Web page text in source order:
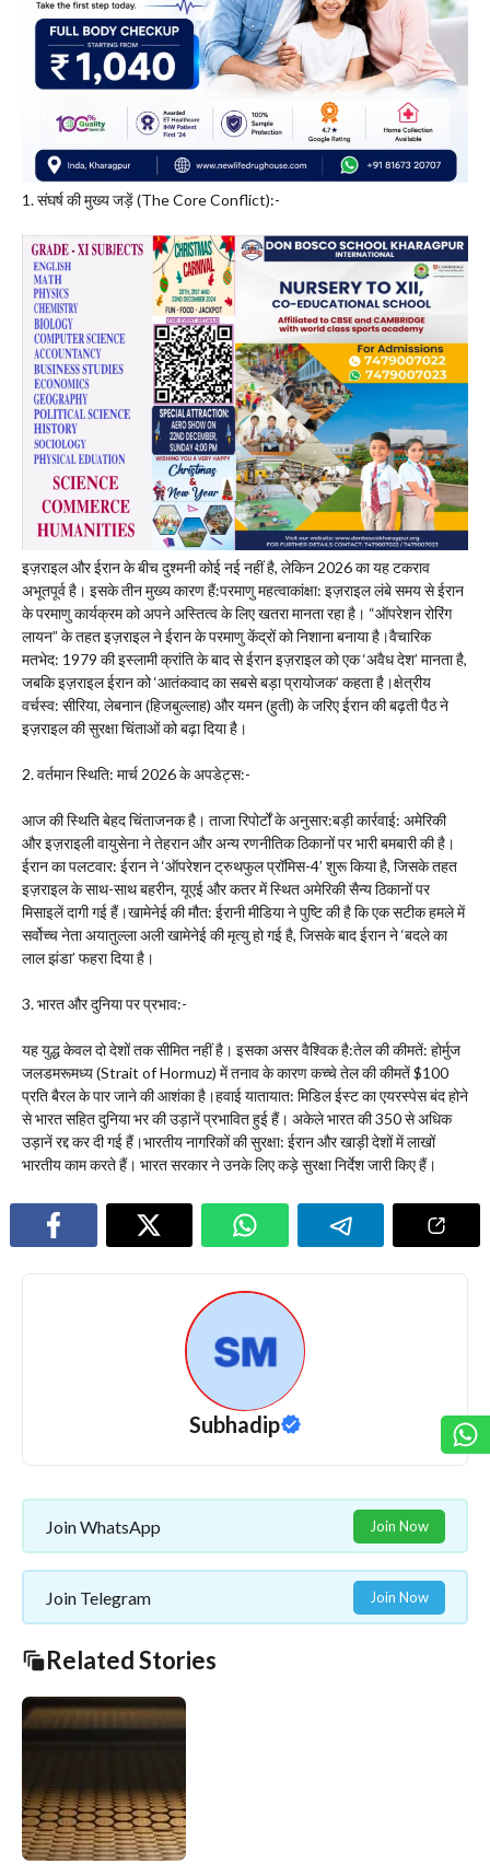
1. संघर्ष की मुख्य जड़ें (The Core Conflict):-
इज़राइल और ईरान के बीच दुश्मनी कोई नई नहीं है, लेकिन 2026 का यह टकराव
अभूतपूर्व है। इसके तीन मुख्य कारण हैं:परमाणु महत्वाकांक्षा: इज़राइल लंबे समय से ईरान
के परमाणु कार्यक्रम को अपने अस्तित्व के लिए खतरा मानता रहा है। “ऑपरेशन रोरिंग
लायन” के तहत इज़राइल ने ईरान के परमाणु केंद्रों को निशाना बनाया है।वैचारिक
मतभेद: 1979 की इस्लामी क्रांति के बाद से ईरान इज़राइल को एक ‘अवैध देश’ मानता है,
जबकि इज़राइल ईरान को ‘आतंकवाद का सबसे बड़ा प्रायोजक’ कहता है।क्षेत्रीय
वर्चस्व: सीरिया, लेबनान (हिजबुल्लाह) और यमन (हुती) के जरिए ईरान की बढ़ती पैठ ने
इज़राइल की सुरक्षा चिंताओं को बढ़ा दिया है।
2. वर्तमान स्थिति: मार्च 2026 के अपडेट्स:-
आज की स्थिति बेहद चिंताजनक है। ताजा रिपोर्टों के अनुसार:बड़ी कार्रवाई: अमेरिकी
और इज़राइली वायुसेना ने तेहरान और अन्य रणनीतिक ठिकानों पर भारी बमबारी की है।
ईरान का पलटवार: ईरान ने ‘ऑपरेशन ट्रुथफुल प्रॉमिस-4’ शुरू किया है, जिसके तहत
इज़राइल के साथ-साथ बहरीन, यूएई और कतर में स्थित अमेरिकी सैन्य ठिकानों पर
मिसाइलें दागी गई हैं।खामेनेई की मौत: ईरानी मीडिया ने पुष्टि की है कि एक सटीक हमले में
सर्वोच्च नेता अयातुल्ला अली खामेनेई की मृत्यु हो गई है, जिसके बाद ईरान ने ‘बदले का
लाल झंडा’ फहरा दिया है।
3. भारत और दुनिया पर प्रभाव:-
यह युद्ध केवल दो देशों तक सीमित नहीं है। इसका असर वैश्विक है:तेल की कीमतें: होर्मुज
जलडमरूमध्य (Strait of Hormuz) में तनाव के कारण कच्चे तेल की कीमतें $100
प्रति बैरल के पार जाने की आशंका है।हवाई यातायात: मिडिल ईस्ट का एयरस्पेस बंद होने
से भारत सहित दुनिया भर की उड़ानें प्रभावित हुई हैं। अकेले भारत की 350 से अधिक
उड़ानें रद्द कर दी गई हैं।भारतीय नागरिकों की सुरक्षा: ईरान और खाड़ी देशों में लाखों
भारतीय काम करते हैं। भारत सरकार ने उनके लिए कड़े सुरक्षा निर्देश जारी किए हैं।
Subhadip
Join WhatsApp Join Now
Join Telegram Join Now
Related Stories